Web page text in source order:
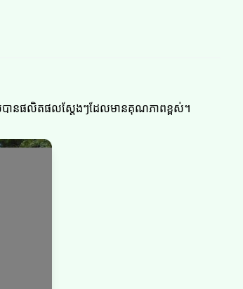
ទួលបានផលិតផលស្តែងៗដែលមានគុណភាពខ្ពស់។